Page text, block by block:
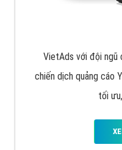
VietAds với đội ngũ
chiến dịch quảng cáo
tối